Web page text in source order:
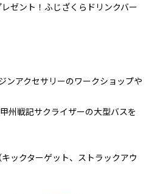
ゼント！ふじざくらドリンクバー
ンアクセサリーのワークショップや
州戦記サクライザーの大型バスを
ックターゲット、ストラックアウ